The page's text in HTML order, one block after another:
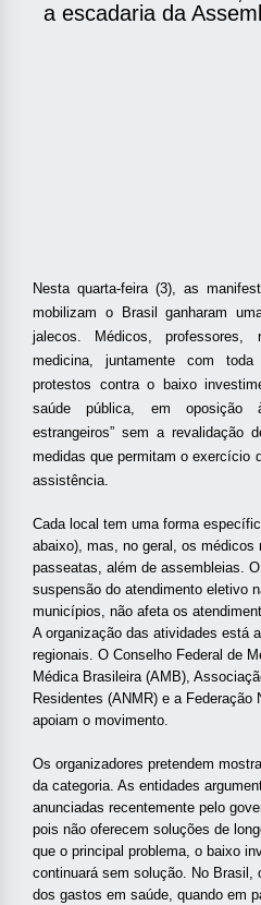
Nesta quarta-feira (3), as
mobilizam o Brasil ganharam
jalecos. Médicos, professores,
medicina, juntamente com
protestos contra o baixo
saúde pública, em oposição
estrangeiros” sem a revalidação
medidas que permitam o exercício
assistência.
Cada local tem uma forma
abaixo), mas, no geral, os médicos
passeatas, além de assembleias.
suspensão do atendimento eletivo
municípios, não afeta os
A organização das atividades está
regionais. O Conselho Federal de
Médica Brasileira (AMB),
Residentes (ANMR) e a
apoiam o movimento.
Os organizadores pretendem
da categoria. As entidades
anunciadas recentemente pelo
pois não oferecem soluções de
que o principal problema, o baixo
continuará sem solução. No Brasil,
dos gastos em saúde, quando em